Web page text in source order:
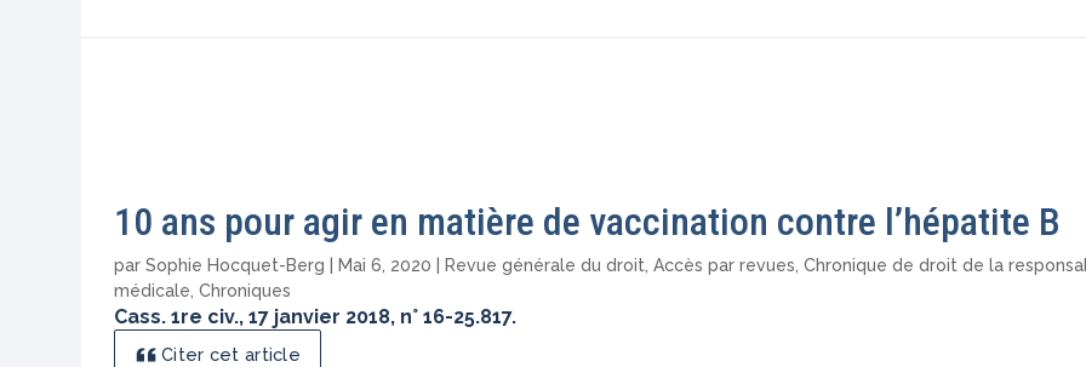
10 ans pour agir en matière de vaccination contre l’hépatite B
parSophie Hocquet-Berg Mai 6, 2020 Revue générale du droit ,Accès par revues ,Chronique de droit de la
médicale ,Chroniques
Cass. 1re civ., 17 janvier 2018, n° 16-25.817.
Citer cet article